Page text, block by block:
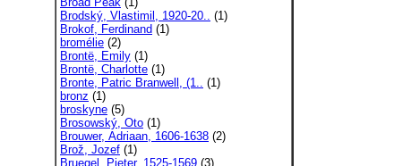
Brodský, Vlastimil, 1920-20.. (1)
Brokof, Ferdinand (1)
bromélie (2)
Brontë, Emily (1)
Brontë, Charlotte (1)
Bronte, Patric Branwell, (1.. (1)
bronz (1)
broskyne (5)
Brosowský, Oto (1)
Brouwer, Adriaan, 1606-1638 (2)
Brož, Jozef (1)
Bruegel, Pieter, 1525-1569 (3)